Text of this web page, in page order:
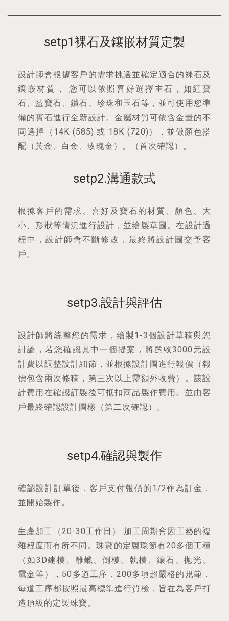
setp1裸石及鑲嵌材質定製
設計師會根據客戶的需求挑選並確定適合的裸石及
鑲嵌材質， 您可以依照喜好選擇主石，如紅寶
石、藍寶石、鑽石、珍珠和玉石等，並可使用您準
備的寶石進行全新設計。金屬材質可依含金量的不
同選擇（14K (585) 或 18K (720)），並做顏色搭
配（黃金、白金、玫瑰金）。（首次確認）。
setp2.溝通款式
根據客戶的需求、喜好及寶石的材質、顏色、大
小、形狀等情況進行設計，並繪製草圖。在設計過
程中，設計師會不斷修改，最終將設計圖交予客
戶。
setp3.設計與評估
設計師將統整您的需求，繪製1-3個設計草稿與您
討論，若您確認其中一個提案，將酌收3000元設
計費以調整設計細節，並根據設計圖進行報價（報
價包含兩次修稿，第三次以上需額外收費）。該設
計費用在確認訂製後可抵扣商品製作費用。並由客
戶最終確認設計圖樣（第二次確認）。
setp4.確認與製作
確認設計訂單後，客戶支付報價的1/2作為訂金，
並開始製作。
生產加工（20-30工作日） 加工周期會因工藝的複
雜程度而有所不同。珠寶的定製環節有20多個工種
（如3D建模、雕蠟、倒模、執模、鑲石、拋光、
電金等），50多道工序，200多項超嚴格的規範，
每道工序都按照最高標準進行質檢，旨在為客戶打
造頂級的定製珠寶。